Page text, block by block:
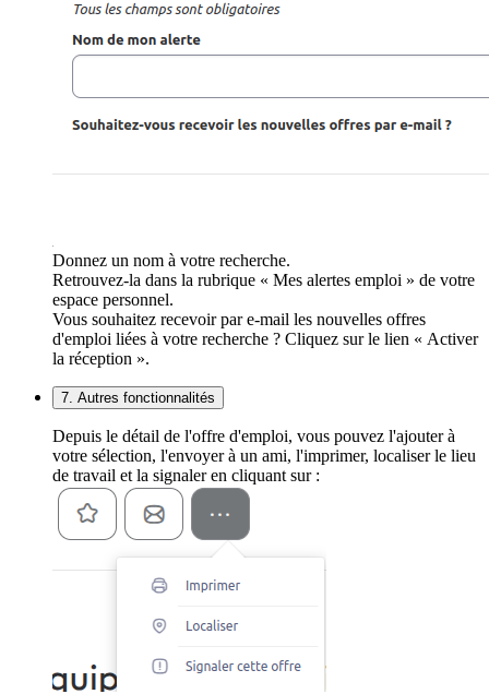
Donnez un nom à votre recherche.
Retrouvez-la dans la rubrique « Mes alertes emploi » de votre
espace personnel.
Vous souhaitez recevoir par e-mail les nouvelles offres
d'emploi liées à votre recherche ? Cliquez sur le lien « Activer
la réception ».
7. Autres fonctionnalités
Depuis le détail de l'offre d'emploi, vous pouvez l'ajouter à
votre sélection, l'envoyer à un ami, l'imprimer, localiser le lieu
de travail et la signaler en cliquant sur :